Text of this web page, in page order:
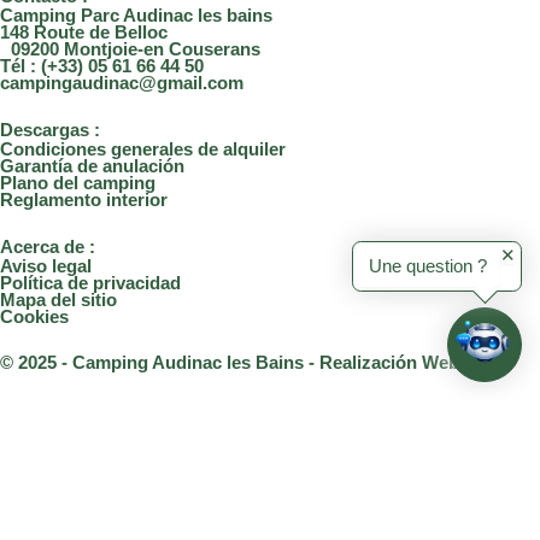
b
o
o
k
a
g
r
a
m
Camping Parc Audinac les bains
148 Route de Belloc
09200 Montjoie-en Couserans
Tél : (+33) 05 61 66 44 50
campingaudinac@gmail.com
Descargas :
Condiciones generales de alquiler
Garantía de anulación
Plano del camping
Reglamento interior
Acerca de :
Aviso legal
Política de privacidad
Mapa del sitio
Cookies
© 2025 - Camping Audinac les Bains - Realización Webo
Une question ?
✕